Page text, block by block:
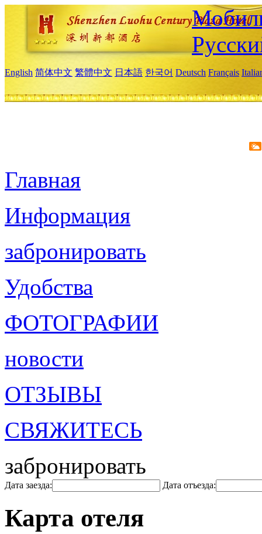
English 简体中文 繁體中文 日本語 한국어 Deutsch Français
Главная
Информация
забронировать
Удобства
ФОТОГРАФИИ
новости
ОТЗЫВЫ
СВЯЖИТЕСЬ
забронировать
Дата заезда: Дата отъезда:
Карта отеля